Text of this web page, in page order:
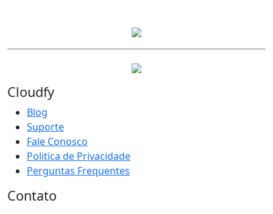
Cloudfy
Blog
Suporte
Fale Conosco
Politica de Privacidade
Perguntas Frequentes
Contato